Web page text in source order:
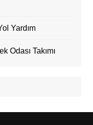
Yardım
Odası Takımı